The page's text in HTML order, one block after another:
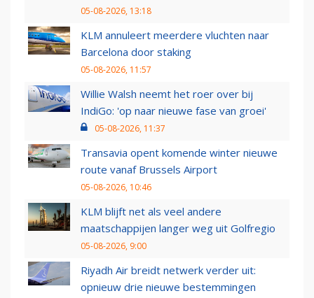
05-08-2026, 13:18
KLM annuleert meerdere vluchten naar
Barcelona door staking
05-08-2026, 11:57
Willie Walsh neemt het roer over bij
IndiGo: 'op naar nieuwe fase van groei'
05-08-2026, 11:37
Transavia opent komende winter nieuwe
route vanaf Brussels Airport
05-08-2026, 10:46
KLM blijft net als veel andere
maatschappijen langer weg uit Golfregio
05-08-2026, 9:00
Riyadh Air breidt netwerk verder uit:
opnieuw drie nieuwe bestemmingen